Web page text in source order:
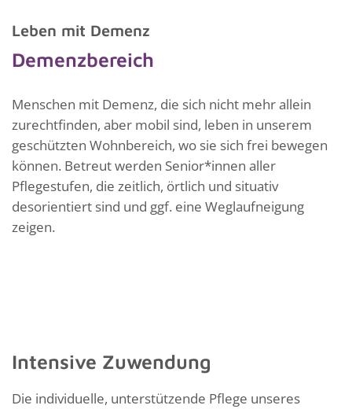
Leben mit Demenz
Demenzbereich
Menschen mit Demenz, die sich nicht mehr allein
zurechtfinden, aber mobil sind, leben in unserem
geschützten Wohnbereich, wo sie sich frei bewegen
können. Betreut werden Senior*innen aller
Pflegestufen, die zeitlich, örtlich und situativ
desorientiert sind und ggf. eine Weglaufneigung
zeigen.
Intensive Zuwendung
Die individuelle, unterstützende Pflege unseres